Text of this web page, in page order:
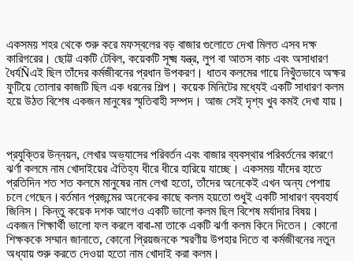
একসময় শহর থেকে শুরু করে মফস্বলের বড় বাজার গুলোতে দেখা মিলত এসব দক্ষ
কারিগরের। ছোট্ট একটি টেবিল, কয়েকটি সূক্ষ্ম যন্ত্র, লুপ বা আতস কাচ এবং অসাধারণ
ধৈর্যÑএই ছিল তাঁদের কর্মজীবনের প্রধান উপকরণ। ধাতব কলমের গায়ে নিখুঁতভাবে অক্ষর
ফুটিয়ে তোলার কাজটি ছিল এক ধরনের শিল্প। কয়েক মিনিটের মধ্যেই একটি সাধারণ কলম
হয়ে উঠত বিশেষ একজন মানুষের স্মৃতিবাহী সম্পদ। আজ সেই দৃশ্য খুব কমই দেখা যায়।
প্রযুক্তির উন্নয়ন, লেখার অভ্যাসের পরিবর্তন এবং বাজার ব্যবস্থার পরিবর্তনের কারণে
ঝর্ণা কলমে নাম খোদাইয়ের ঐতিহ্য ধীরে ধীরে হারিয়ে যাচ্ছে। একসময় যাঁদের হাতে
প্রতিদিন শত শত কলমে মানুষের নাম লেখা হতো, তাঁদের অনেকেই এখন অন্য পেশায়
চলে গেছেন।বর্তমান প্রজন্মের অনেকের কাছে কলম হয়তো শুধুই একটি সাধারণ ব্যবহার্য
জিনিস। কিন্তু কয়েক দশক আগেও একটি ভালো কলম ছিল বিশেষ মর্যাদার বিষয়।
একজন শিক্ষার্থী ভালো ফল করলে বাবা-মা তাকে একটি ঝর্ণা কলম কিনে দিতেন। কোনো
শিক্ষককে সম্মান জানাতে, কোনো প্রিয়জনকে স্মরণীয় উপহার দিতে বা কর্মজীবনের নতুন
অধ্যায় শুরু করতে দেওয়া হতো নাম খোদাই করা কলম।